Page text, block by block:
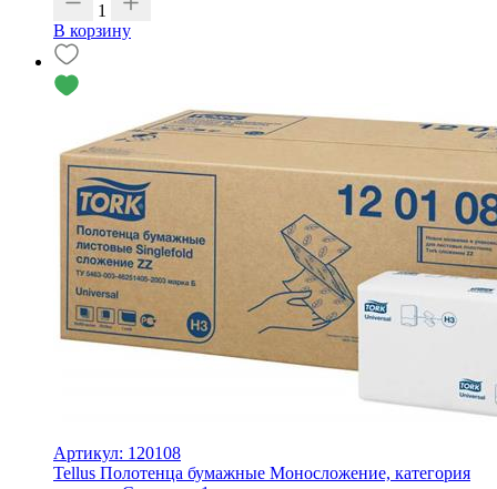
1
В корзину
Артикул: 120108
Tellus Полотенца бумажные Моносложение, категория